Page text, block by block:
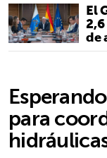
El
de
para